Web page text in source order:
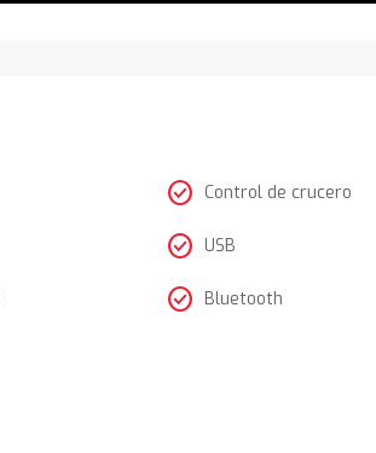
check_circle Control de crucero
check_circle USB
check_circle Bluetooth